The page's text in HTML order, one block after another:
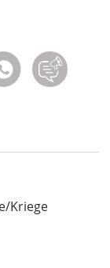
Kriege